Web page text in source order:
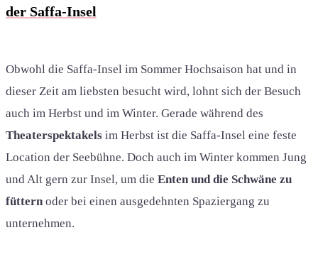
der Saffa-Insel
Obwohl die Saffa-Insel im Sommer Hochsaison hat und in
dieser Zeit am liebsten besucht wird, lohnt sich der Besuch
auch im Herbst und im Winter. Gerade während des
Theaterspektakels im Herbst ist die Saffa-Insel eine feste
Location der Seebühne. Doch auch im Winter kommen Jung
und Alt gern zur Insel, um die Enten und die Schwäne zu
füttern oder bei einen ausgedehnten Spaziergang zu
unternehmen.